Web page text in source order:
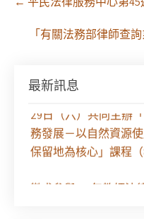
navigation
「有關法務部律師查
最新訊息
【課程報名】全律會
29日（六）共同主辦
務發展－以自然資源
保留地為核心」課程
徵求參與115年教師法